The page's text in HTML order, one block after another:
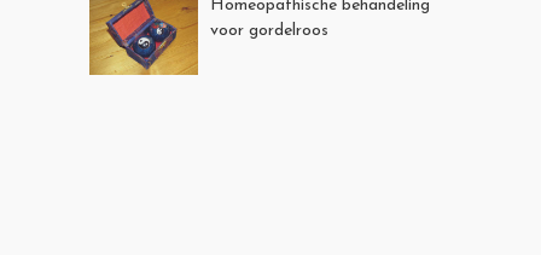
Homeopathische behandeling
voor gordelroos